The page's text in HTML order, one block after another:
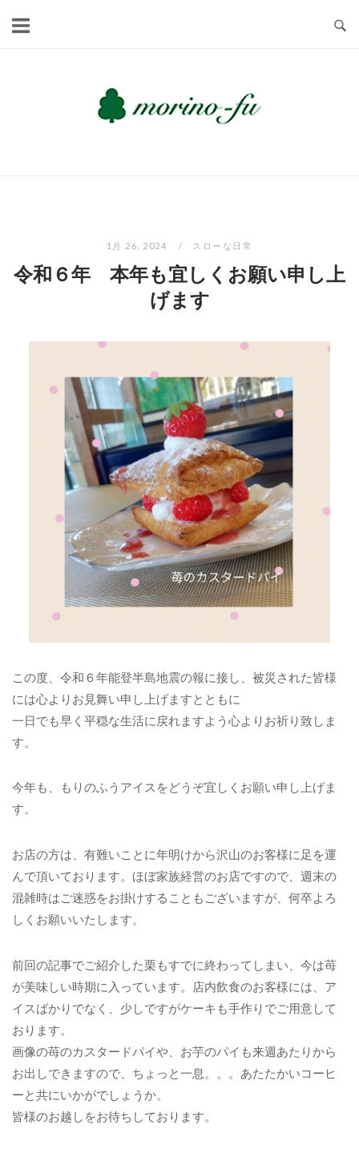
1月 26, 2024 スローな日常
令和６年 本年も宜しくお願い申し上
げます
この度、令和６年能登半島地震の報に接し、被災された皆様
には心よりお見舞い申し上げますとともに
一日でも早く平穏な生活に戻れますよう心よりお祈り致しま
す。
今年も、もりのふうアイスをどうぞ宜しくお願い申し上げま
す。
お店の方は、有難いことに年明けから沢山のお客様に足を運
んで頂いております。ほぼ家族経営のお店ですので、週末の
混雑時はご迷惑をお掛けすることもございますが、何卒よろ
しくお願いいたします。
前回の記事でご紹介した栗もすでに終わってしまい、今は苺
が美味しい時期に入っています。店内飲食のお客様には、ア
イスばかりでなく、少しですがケーキも手作りでご用意して
おります。
画像の苺のカスタードパイや、お芋のパイも来週あたりから
お出しできますので、ちょっと一息。。。あたたかいコーヒ
ーと共にいかがでしょうか。
皆様のお越しをお待ちしております。